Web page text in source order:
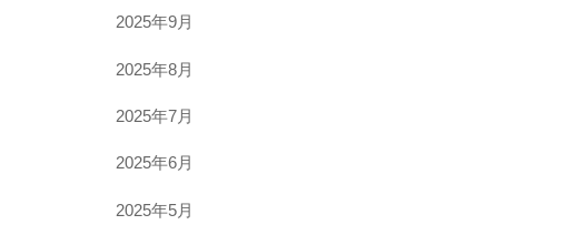
2025年9月
2025年8月
2025年7月
2025年6月
2025年5月